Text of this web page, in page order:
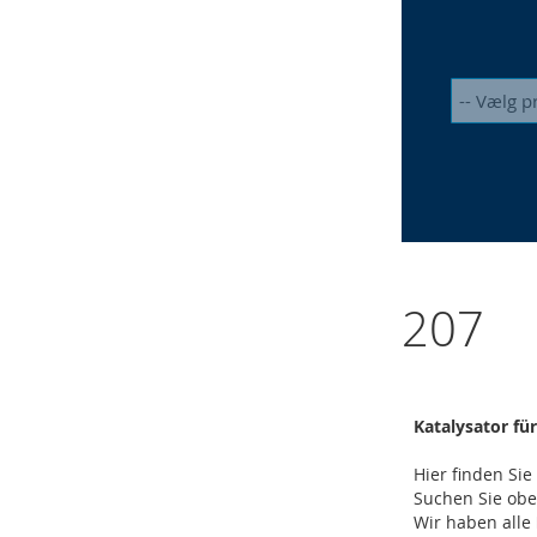
207
Katalysator
Hier finden Sie
Suchen Sie
Wir haben alle